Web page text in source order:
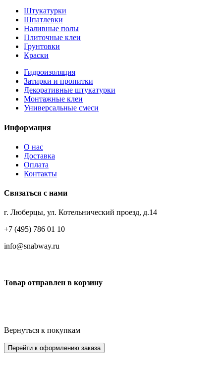
Штукатурки
Шпатлевки
Наливные полы
Плиточные клеи
Грунтовки
Краски
Гидроизоляция
Затирки и пропитки
Декоративные штукатурки
Монтажные клеи
Универсальные смеси
Информация
О нас
Доставка
Оплата
Контакты
Связаться с нами
г. Люберцы, ул. Котельнический проезд, д.14
+7 (495) 786 01 10
info@snabway.ru
Товар отправлен в корзину
Вернуться к покупкам
Перейти к оформлению заказа